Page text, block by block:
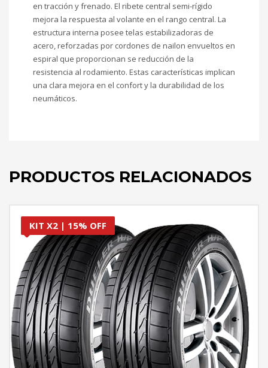
en tracción y frenado. El ribete central semi-rígido
mejora la respuesta al volante en el rango central. La
estructura interna posee telas estabilizadoras de
acero, reforzadas por cordones de nailon envueltos en
espiral que proporcionan se reducción de la
resistencia al rodamiento. Estas características implican
una clara mejora en el confort y la durabilidad de los
neumáticos.
PRODUCTOS RELACIONADOS
KIT X2 | 15% OFF